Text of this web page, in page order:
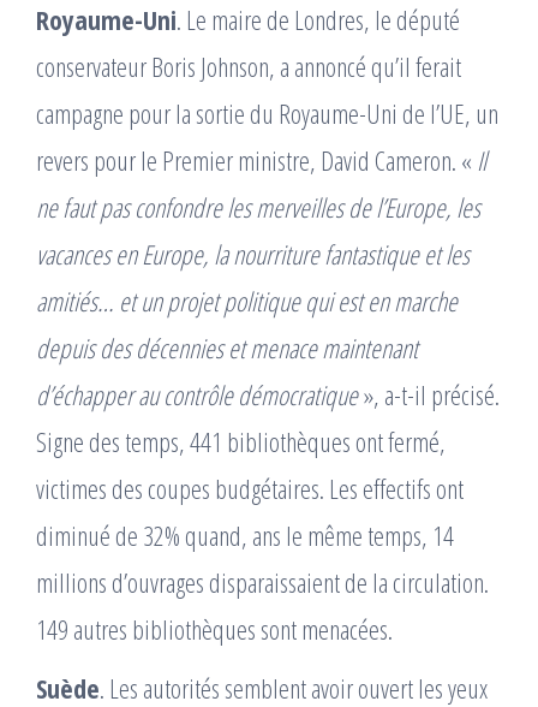
Royaume-Uni. Le maire de Londres, le député
conservateur Boris Johnson, a annoncé quʼil ferait
campagne pour la sortie du Royaume-Uni de lʼUE, un
revers pour le Premier ministre, David Cameron. « Il
ne faut pas confondre les merveilles de lʼEurope, les
vacances en Europe, la nourriture fantastique et les
amitiés… et un projet politique qui est en marche
depuis des décennies et menace maintenant
dʼéchapper au contrôle démocratique», a-t-il précisé.
Signe des temps, 441 bibliothèques ont fermé,
victimes des coupes budgétaires. Les effectifs ont
diminué de 32% quand, ans le même temps, 14
millions dʼouvrages disparaissaient de la circulation.
149 autres bibliothèques sont menacées.
Suède. Les autorités semblent avoir ouvert les yeux